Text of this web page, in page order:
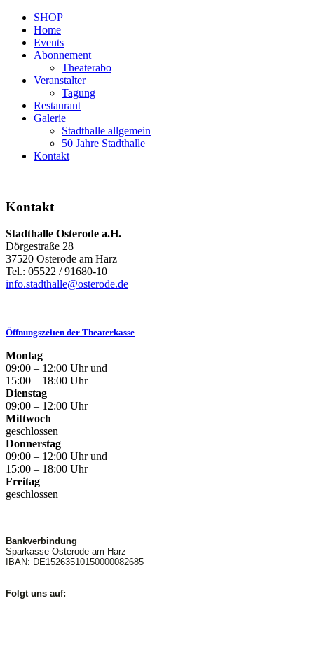
SHOP
Home
Events
Abonnement
Theaterabo
Veranstalter
Tagung
Restaurant
Galerie
Stadthalle allgemein
50 Jahre Stadthalle
Kontakt
Kontakt
Stadthalle Osterode a.H.
Dörgestraße 28
37520 Osterode am Harz
Tel.: 05522 / 91680-10
info.stadthalle@osterode.de
Öffnungszeiten der Theaterkasse
Montag
09:00 – 12:00 Uhr und
15:00 – 18:00 Uhr
Dienstag
09:00 – 12:00 Uhr
Mittwoch
geschlossen
Donnerstag
09:00 – 12:00 Uhr und
15:00 – 18:00 Uhr
Freitag
geschlossen
Bankverbindung
Sparkasse Osterode am Harz
IBAN: DE15263510150000082685
Folgt uns auf: